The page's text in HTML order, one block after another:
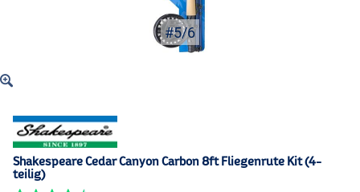
#5/6
Shakespeare Cedar Canyon Carbon 8ft Fliegenrute Kit (4-
teilig)